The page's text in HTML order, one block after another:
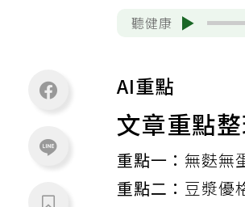
聽健康
AI重點
文章重點整
重點一：無麩無
重點二： 豆漿優